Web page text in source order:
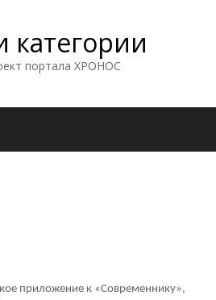
категории
портала ХРОНОС
приложение к «Современнику»,